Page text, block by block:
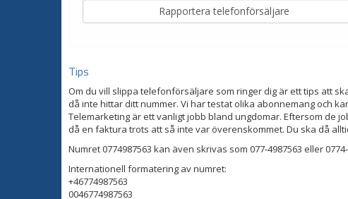
Tips
Om du vill slippa telefonförsäljare som ringer dig är ett tips att
då inte hittar ditt nummer. Vi har testat olika abonnemang och
Telemarketing är ett vanligt jobb bland ungdomar. Eftersom de
då en faktura trots att så inte var överenskommet. Du ska då
Numret 0774987563 kan även skrivas som 077-4987563 eller
Internationell formatering av numret:
+46774987563
0046774987563